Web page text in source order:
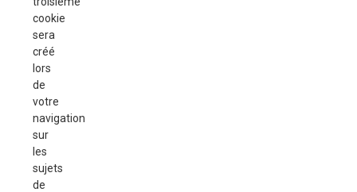
cookie
sera
créé
lors
de
votre
navigation
sur
les
sujets
de